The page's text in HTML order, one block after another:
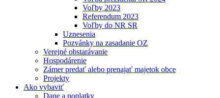
Voľby 2023
Referendum 2023
Voľby do NR SR
Uznesenia
Pozvánky na zasadanie OZ
Verejné obstarávanie
Hospodárenie
Zámer predať alebo prenajať majetok obce
Projekty
Ako vybaviť
Dane a poplatky